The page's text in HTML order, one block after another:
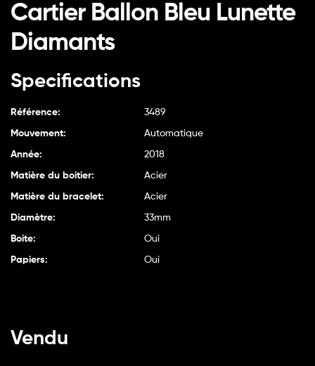
Cartier Ballon Bleu Lunette
Diamants
Specifications
Référence: 3489
Mouvement: Automatique
Année: 2018
Matière du boitier: Acier
Matière du bracelet: Acier
Diamètre: 33mm
Boite: Oui
Papiers: Oui
Vendu